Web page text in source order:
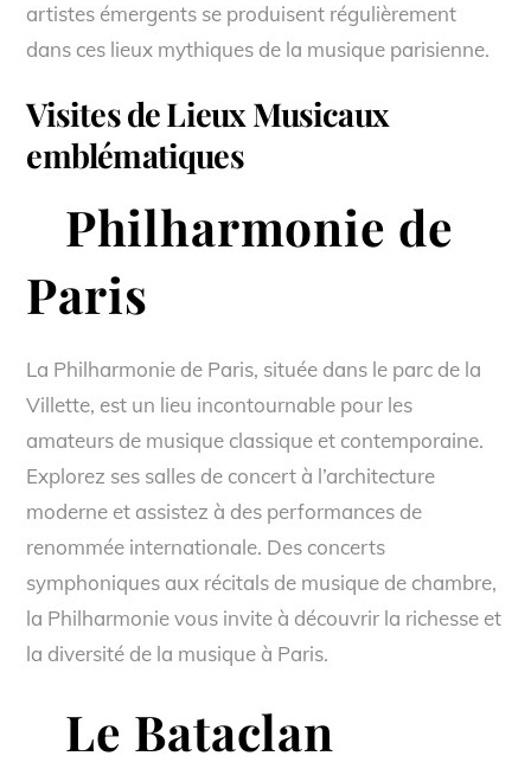
artistes émergents se produisent régulièrement
dans ces lieux mythiques de la musique parisienne.
Visites de Lieux Musicaux
emblématiques
Philharmonie de
Paris
La Philharmonie de Paris, située dans le parc de la
Villette, est un lieu incontournable pour les
amateurs de musique classique et contemporaine.
Explorez ses salles de concert à l’architecture
moderne et assistez à des performances de
renommée internationale. Des concerts
symphoniques aux récitals de musique de chambre,
la Philharmonie vous invite à découvrir la richesse et
la diversité de la musique à Paris.
Le Bataclan